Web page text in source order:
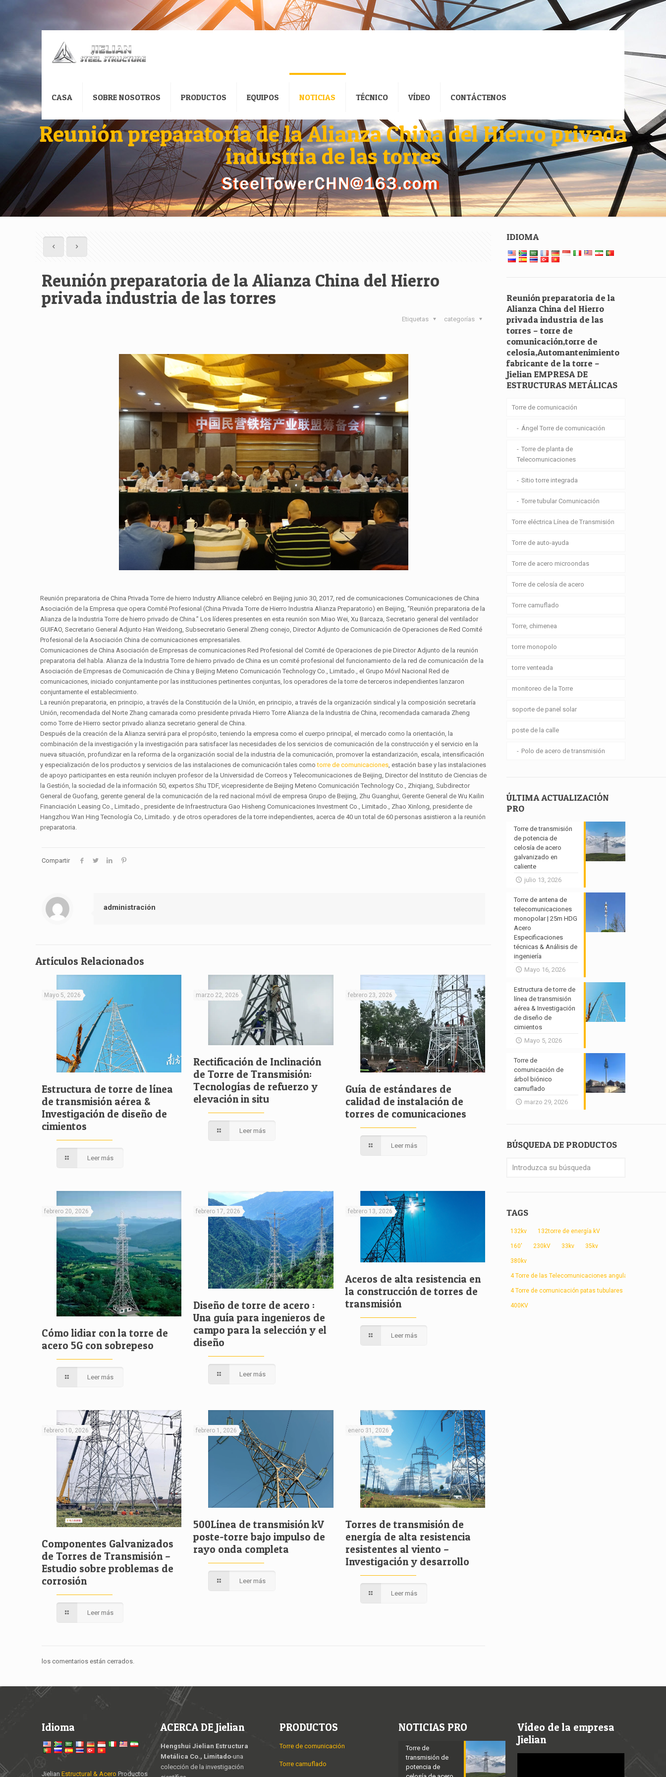
CASA SOBRE NOSOTROS PRODUCTOS EQUIPOS NOTICIAS TÉCNICO VÍDEO CONTÁCTENOS
Reunión preparatoria de la Alianza China del Hierro privada
industria de las torres
Reunión preparatoria de la Alianza China del Hierro
privada industria de las torres
categorías
Etiquetas
Reunión preparatoria de China Privada Torre de hierro Industry Alliance celebró en Beijing junio 30, 2017, red de comunicaciones Comunicaciones de China
Asociación de la Empresa que opera Comité Profesional (China Privada Torre de Hierro Industria Alianza Preparatorio) en Beijing, “Reunión preparatoria de la
Alianza de la Industria Torre de hierro privado de China.” Los líderes presentes en esta reunión son Miao Wei, Xu Barcaza, Secretario general del ventilador
GUIFAO, Secretario General Adjunto Han Weidong, Subsecretario General Zheng conejo, Director Adjunto de Comunicación de Operaciones de Red Comité
Profesional de la Asociación China de comunicaciones empresariales.
Comunicaciones de China Asociación de Empresas de comunicaciones Red Profesional del Comité de Operaciones de pie Director Adjunto de la reunión
preparatoria del habla. Alianza de la Industria Torre de hierro privado de China es un comité profesional del funcionamiento de la red de comunicación de la
Asociación de Empresas de Comunicación de China y Beijing Meteno Comunicación Technology Co., Limitado., el Grupo Móvil Nacional Red de
comunicaciones, iniciado conjuntamente por las instituciones pertinentes conjuntas, los operadores de la torre de terceros independientes lanzaron
conjuntamente el establecimiento.
La reunión preparatoria, en principio, a través de la Constitución de la Unión, en principio, a través de la organización sindical y la composición secretaría
Unión, recomendada del Norte Zhang camarada como presidente privada Hierro Torre Alianza de la Industria de China, recomendada camarada Zheng
como Torre de Hierro sector privado alianza secretario general de China.
Después de la creación de la Alianza servirá para el propósito, teniendo la empresa como el cuerpo principal, el mercado como la orientación, la
combinación de la investigación y la investigación para satisfacer las necesidades de los servicios de comunicación de la construcción y el servicio en la
nueva situación, profundizar en la reforma de la organización social de la industria de la comunicación, promover la estandarización, escala, intensificación
y especialización de los productos y servicios de las instalaciones de comunicación tales comotorre de comunicaciones, estación base y las instalaciones
de apoyo participantes en esta reunión incluyen profesor de la Universidad de Correos y Telecomunicaciones de Beijing, Director del Instituto de Ciencias de
la Gestión, la sociedad de la información 50, expertos Shu TDF, vicepresidente de Beijing Meteno Comunicación Technology Co., Zhiqiang, Subdirector
General de Guofang, gerente general de la comunicación de la red nacional móvil de empresa Grupo de Beijing, Zhu Guanghui, Gerente General de Wu Kailin
Financiación Leasing Co., Limitado., presidente de Infraestructura Gao Hisheng Comunicaciones Investment Co., Limitado., Zhao Xinlong, presidente de
Hangzhou Wan Hing Tecnología Co, Limitado. y de otros operadores de la torre independientes, acerca de 40 un total de 60 personas asistieron a la reunión
preparatoria.
Compartir
administración
Artículos Relacionados
Mayo 5, 2026
Estructura de torre de línea
de transmisión aérea &
Investigación de diseño de
cimientos
Leer más
marzo 22, 2026
Rectificación de Inclinación
de Torre de Transmisión:
Tecnologías de refuerzo y
elevación in situ
Leer más
febrero 23, 2026
Guía de estándares de
calidad de instalación de
torres de comunicaciones
Leer más
febrero 20, 2026
Cómo lidiar con la torre de
acero 5G con sobrepeso
Leer más
febrero 17, 2026
Diseño de torre de acero :
Una guía para ingenieros de
campo para la selección y el
diseño
Leer más
febrero 13, 2026
Aceros de alta resistencia en
la construcción de torres de
transmisión
Leer más
febrero 10, 2026
Componentes Galvanizados
de Torres de Transmisión –
Estudio sobre problemas de
corrosión
Leer más
febrero 1, 2026
500Línea de transmisión kV
poste-torre bajo impulso de
rayo onda completa
Leer más
enero 31, 2026
Torres de transmisión de
energía de alta resistencia
resistentes al viento –
Investigación y desarrollo
Leer más
los comentarios están cerrados.
IDIOMA
Reunión preparatoria de la
Alianza China del Hierro
privada industria de las
torres – torre de
comunicación,torre de
celosía,Automantenimiento
fabricante de la torre –
Jielian EMPRESA DE
ESTRUCTURAS METÁLICAS
Torre de comunicación
Ángel Torre de comunicación
Torre de planta de
Telecomunicaciones
Sitio torre integrada
Torre tubular Comunicación
Torre eléctrica Línea de Transmisión
Torre de auto-ayuda
Torre de acero microondas
Torre de celosía de acero
Torre camuflado
Torre, chimenea
torre monopolo
torre venteada
monitoreo de la Torre
soporte de panel solar
poste de la calle
Polo de acero de transmisión
ÚLTIMA ACTUALIZACIÓN
PRO
Torre de transmisión
de potencia de
celosía de acero
galvanizado en
caliente
julio 13, 2026
Torre de antena de
telecomunicaciones
monopolar | 25m HDG
Acero
Especificaciones
técnicas & Análisis de
ingeniería
Mayo 16, 2026
Estructura de torre de
línea de transmisión
aérea & Investigación
de diseño de
cimientos
Mayo 5, 2026
Torre de
comunicación de
árbol biónico
camuflado
marzo 29, 2026
BÚSQUEDA DE PRODUCTOS
TAGS
132kv 132torre de energía kV
160' 230kV 33kv 35kv
380kv
4 Torre de las Telecomunicaciones angular patas
4 Torre de comunicación patas tubulares
400KV
Idioma
Jielian Estructural & Acero Productos
ACERCA DE Jielian
Hengshui Jielian Estructura
Metálica Co., Limitado-una
colección de la investigación
PRODUCTOS
Torre de comunicación
Torre camuflado
NOTICIAS PRO
Torre de
transmisión de
potencia de
Vídeo de la empresa
Jielian